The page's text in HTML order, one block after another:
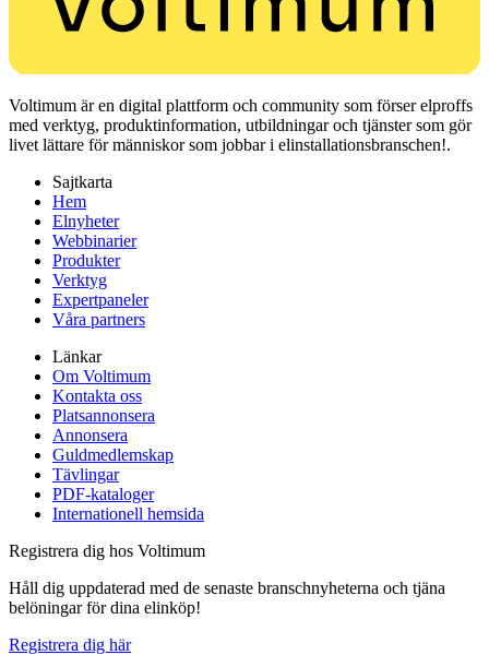
Voltimum är en digital plattform och community som förser elproffs
med verktyg, produktinformation, utbildningar och tjänster som gör
livet lättare för människor som jobbar i elinstallationsbranschen!.
Sajtkarta
Hem
Elnyheter
Webbinarier
Produkter
Verktyg
Expertpaneler
Våra partners
Länkar
Om Voltimum
Kontakta oss
Platsannonsera
Annonsera
Guldmedlemskap
Tävlingar
PDF-kataloger
Internationell hemsida
Registrera dig hos Voltimum
Håll dig uppdaterad med de senaste branschnyheterna och tjäna
belöningar för dina elinköp!
Registrera dig här